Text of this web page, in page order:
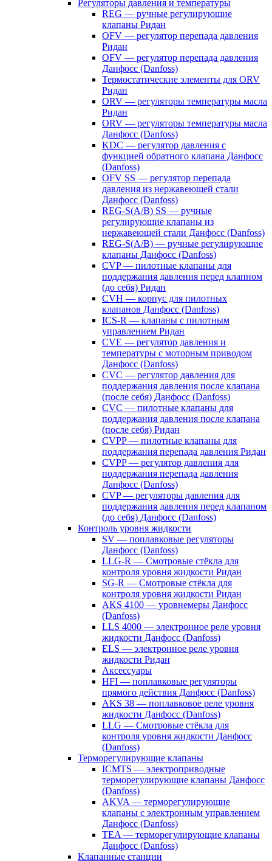
Регуляторы давления и температуры
REG — ручные регулирующие
клапаны Ридан
OFV — регулятор перепада давления
Ридан
OFV — регулятор перепада давления
Данфосс (Danfoss)
Термостатические элементы для ORV
Ридан
ORV — регуляторы температуры масла
Ридан
ORV — регуляторы температуры масла
Данфосс (Danfoss)
KDC — регулятор давления с
функцией обратного клапана Данфосс
(Danfoss)
OFV SS — регулятор перепада
давления из нержавеющей стали
Данфосс (Danfoss)
REG-S(A/B) SS — ручные
регулирующие клапаны из
нержавеющей стали Данфосс (Danfoss)
REG-S(A/B) — ручные регулирующие
клапаны Данфосс (Danfoss)
CVP — пилотные клапаны для
поддержания давления перед клапном
(до себя) Ридан
CVH — корпус для пилотных
клапанов Данфосс (Danfoss)
ICS-R — клапаны с пилотным
управлением Ридан
CVE — регулятор давления и
температуры с моторным приводом
Данфосс (Danfoss)
CVС — регулятор давления для
поддержания давления после клапана
(после себя) Данфосс (Danfoss)
CVС — пилотные клапаны для
поддержания давления после клапана
(после себя) Ридан
CVPP — пилотные клапаны для
поддержания перепада давления Ридан
CVPP — регулятор давления для
поддержания перепада давления
Данфосс (Danfoss)
CVP — регуляторы давления для
поддержания давления перед клапаном
(до себя) Данфосс (Danfoss)
Контроль уровня жидкости
SV — поплавковые регуляторы
Данфосс (Danfoss)
LLG-R — Смотровые стёкла для
контроля уровня жидкости Ридан
SG-R — Смотровые стёкла для
контроля уровня жидкости Ридан
AKS 4100 — уровнемеры Данфосс
(Danfoss)
LLS 4000 — электронное реле уровня
жидкости Данфосс (Danfoss)
ELS — электронное реле уровня
жидкости Ридан
Аксессуары
HFI — поплавковые регуляторы
прямого действия Данфосс (Danfoss)
AKS 38 — поплавковое реле уровня
жидкости Данфосс (Danfoss)
LLG — Смотровые стёкла для
контроля уровня жидкости Данфосс
(Danfoss)
Терморегулирующие клапаны
ICMTS — электроприводные
терморегулирующие клапаны Данфосс
(Danfoss)
AKVA — терморегулирующие
клапаны с электронным управлением
Данфосс (Danfoss)
TEA — терморегулирующие клапаны
Данфосс (Danfoss)
Клапанные станции